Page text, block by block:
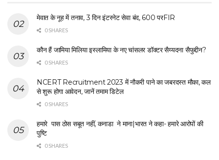
मेवात के नूह में तनाव, 3 दिन इंटरनेट सेवा बंद, 600 परFIR
0 SHARES
कौन हैं जामिया मिलिया इस्लामिया के नए चांसलर डॉक्टर सैय्यदना सैफुद्दीन?
0 SHARES
NCERT Recruitment 2023 में नौकरी पाने का जबरदस्त मौका, कल
से शुरू होगा आवेदन, जानें तमाम डिटेल
0 SHARES
हमारे पास ठोस सबूत नहीं, कनाडा ने माना|भारत ने कहा- हमारे आरोपों की
पुष्टि
0 SHARES